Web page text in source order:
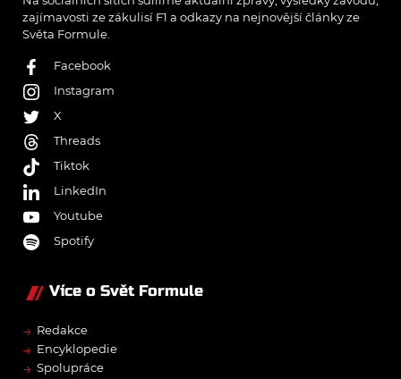
zajímavosti ze zákulisí F1 a odkazy na nejnovější články ze
Světa Formule.
Facebook
Instagram
X
Threads
Tiktok
LinkedIn
Youtube
Spotify
Více o Svět Formule
→ Redakce
→ Encyklopedie
→ Spolupráce